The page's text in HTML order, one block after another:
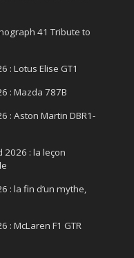
41 Tribute to
: Lotus Elise GT1
: Mazda 787B
: Aston Martin DBR1-
2026 : la leçon
: la fin d’un mythe,
: McLaren F1 GTR